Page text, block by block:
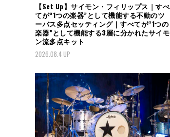
【Set Up】サイモン・フィリップス｜すべ
てが“1つの楽器”として機能する不動のツ
ーバス多点セッティング｜すべてが“1つの
楽器”として機能する3層に分かれたサイモ
ン流多点キット
2026.08.4 UP